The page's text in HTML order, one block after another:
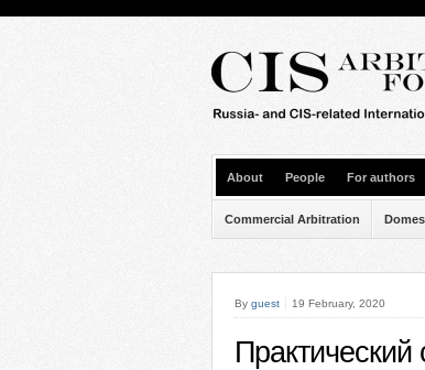
About People For authors
Commercial Arbitration
By guest 19 February, 2020